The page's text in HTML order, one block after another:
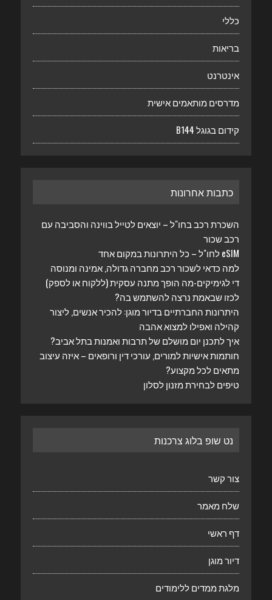
כללי
בריאות
אינטרנט
מדרסים מותאמים אישית
קידום בגוגל B144
כתבות אחרונות
השכרת רכב בחו"ל – יוצאים לטייל בווינה והסביבה עם
רכב שכור
eSIM לחו"ל – כל היתרונות במקום אחד
למה כדאי לשכור רכב מחברה גדולה, אמינה ומנוסה
די לגימיקים-מה הופך מתנה עסקית (ללקוח או לספק)
לכזו שבאמת נרצה להשתמש בה?
היתרונות החברתיים בדיור מוגן: להכיר אנשים, ליצור
קהילה ואפילו למצוא אהבה
איך לתכנן יום מושלם של תרבות ואמנות בתל אביב?
חותמות אישיות למורים, עורכי דין ורופאים – איזה עיצוב
מתאים לכל מקצוע?
טיפים לבחירת מזנון לסלון
נט שופ בלוג צרכנות
צור קשר
שלח מאמר
דף ראשי
דיור מוגן
מלגת ממדים ללימודים